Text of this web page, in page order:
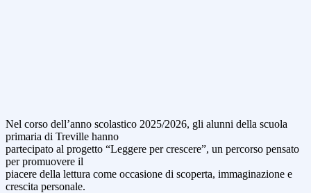
Nel corso dell’anno scolastico 2025/2026, gli alunni della scuola
primaria di Treville hanno
partecipato al progetto “Leggere per crescere”, un percorso pensato
per promuovere il
piacere della lettura come occasione di scoperta, immaginazione e
crescita personale.